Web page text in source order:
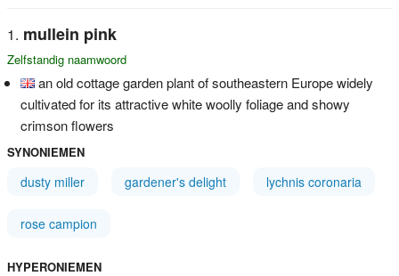
mullein pink
Zelfstandig naamwoord
an old cottage garden plant of southeastern Europe widely
cultivated for its attractive white woolly foliage and showy
crimson flowers
SYNONIEMEN
dusty miller gardener's delight lychnis coronaria
rose campion
HYPERONIEMEN